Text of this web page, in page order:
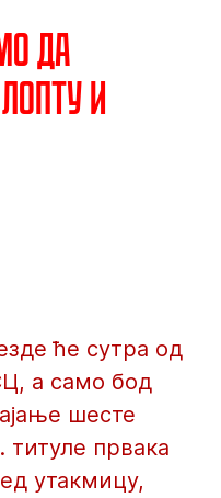
да
и
ће сутра од
а само бод
шесте
титуле првака
утакмицу,